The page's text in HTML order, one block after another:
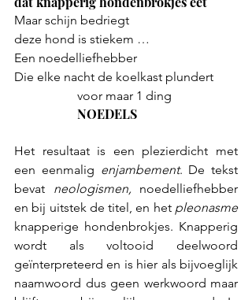
Maar schijn bedriegt
deze hond is stiekem …
Een noedelliefhebber
Die elke nacht de koelkast plundert
		voor maar 1 ding
		NOEDELS
Het resultaat is een plezierdicht met
een eenmalig enjambement. De tekst
bevat neologismen, noedelliefhebber
en bij uitstek de titel, en het
pleonasme
knapperige hondenbrokjes. Knapperig
wordt als voltooid deelwoord
geïnterpreteerd en is hier als bijvoeglijk
naamwoord dus geen werkwoord maar